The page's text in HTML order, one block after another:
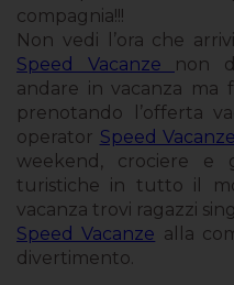
compagnia!!!
Non vedi l’ora che
Speed Vacanze
non
andare in vacanza ma
prenotando l’offerta
operator Speed Vacanze
weekend, crociere e
turistiche in tutto il
vacanza trovi ragazzi
Speed Vacanze alla
divertimento.